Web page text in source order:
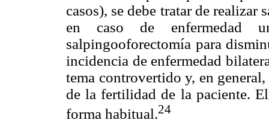
casos), se debe tratar de
en caso de enfermedad
salpingooforectomía para
incidencia de enfermedad
tema controvertido y, en
de la fertilidad de la paciente.
forma habitual.24